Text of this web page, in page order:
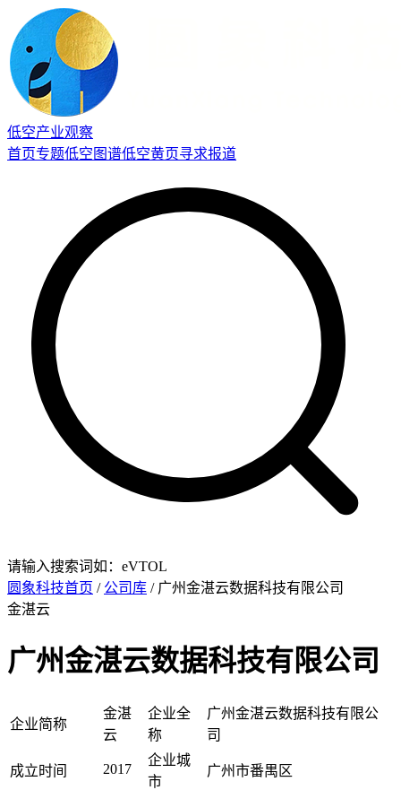
低空产业观察
首页专题低空图谱低空黄页寻求报道
请输入搜索词如：eVTOL
圆象科技首页 / 公司库 / 广州金湛云数据科技有限公司
金湛云
广州金湛云数据科技有限公司
企业简称
金湛
云
企业全
称
广州金湛云数据科技有限公
司
成立时间 2017
企业城
市
广州市番禺区